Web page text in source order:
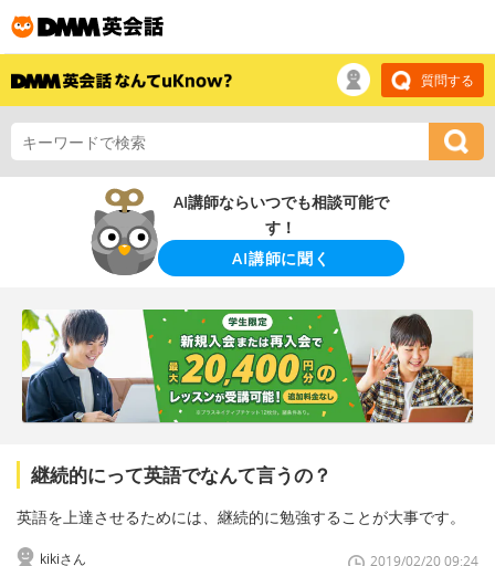
質問する
AI講師ならいつでも相談可能で
す！
AI講師に聞く
継続的にって英語でなんて言うの？
英語を上達させるためには、継続的に勉強することが大事です。
kikiさん 2019/02/20 09:24